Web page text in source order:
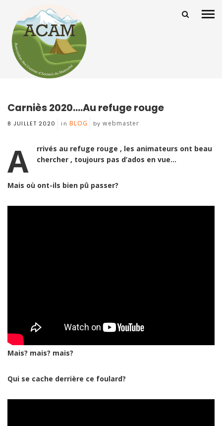
Carniès 2020….Au refuge rouge
8 JUILLET 2020 in BLOG bywebmaster
A
rrivés au refuge rouge , les animateurs ont beau
chercher , toujours pas d’ados en vue…
Mais où ont-ils bien pû passer?
Mais? mais? mais?
Qui se cache derrière ce foulard?